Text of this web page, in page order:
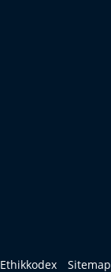
Ethikkodex Sitemap